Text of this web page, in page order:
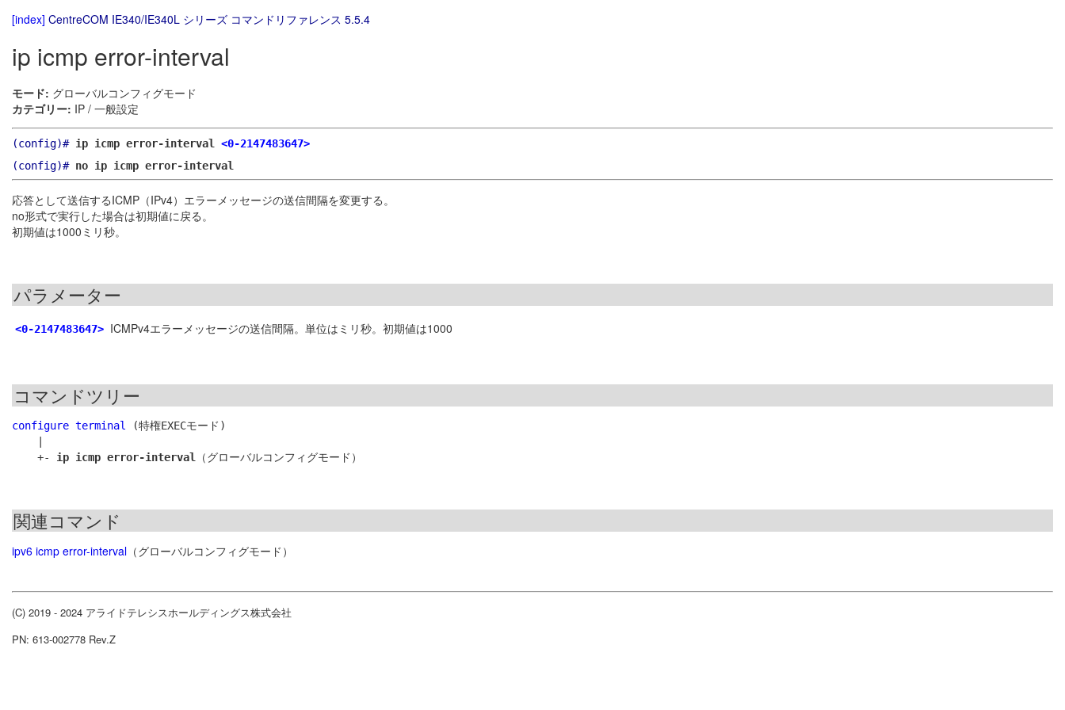
[index] CentreCOM IE340/IE340L シリーズ コマンドリファレンス 5.5.4
ip icmp error-interval
モード: グローバルコンフィグモード
カテゴリー: IP / 一般設定
(config)# ip icmp error-interval <0-2147483647>
(config)# no ip icmp error-interval
応答として送信するICMP（IPv4）エラーメッセージの送信間隔を変更する。
no形式で実行した場合は初期値に戻る。
初期値は1000ミリ秒。
パラメーター
<0-2147483647> ICMPv4エラーメッセージの送信間隔。単位はミリ秒。初期値は1000
コマンドツリー
configure terminal
(特権EXECモード)
    +-
ip icmp error-interval
関連コマンド
ipv6 icmp error-interval （グローバルコンフィグモード）
(C) 2019 - 2024 アライドテレシスホールディングス株式会社
PN: 613-002778 Rev.Z